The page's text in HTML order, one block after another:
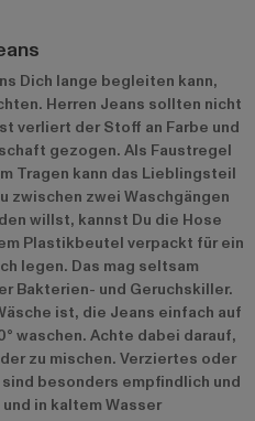
Dich lange begleiten kann,
Herren Jeans sollten nicht
verliert der Stoff an Farbe und
gezogen. Als Faustregel
Tragen kann das Lieblingsteil
zwischen zwei Waschgängen
willst, kannst Du die Hose
Plastikbeutel verpackt für ein
legen. Das mag seltsam
Bakterien- und Geruchskiller.
ist, die Jeans einfach auf
waschen. Achte dabei darauf,
zu mischen. Verziertes oder
besonders empfindlich und
in kaltem Wasser